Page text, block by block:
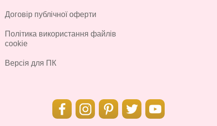
Договір публічної оферти
Політика використання файлів
cookie
Версія для ПК